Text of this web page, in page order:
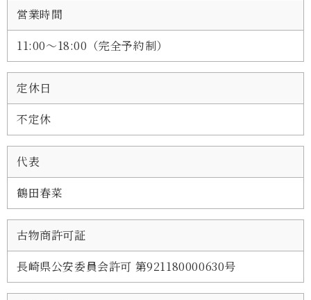
営業時間
11:00～18:00（完全予約制）
定休日
不定休
代表
鶴田春菜
古物商許可証
長崎県公安委員会許可 第921180000630号